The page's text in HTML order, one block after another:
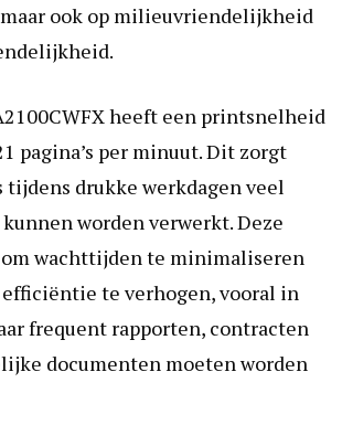
ook op milieuvriendelijkheid
heeft een printsnelheid
pagina’s per minuut. Dit zorgt
tijdens drukke werkdagen veel
worden verwerkt. Deze
wachttijden te minimaliseren
te verhogen, vooral in
frequent rapporten, contracten
documenten moeten worden